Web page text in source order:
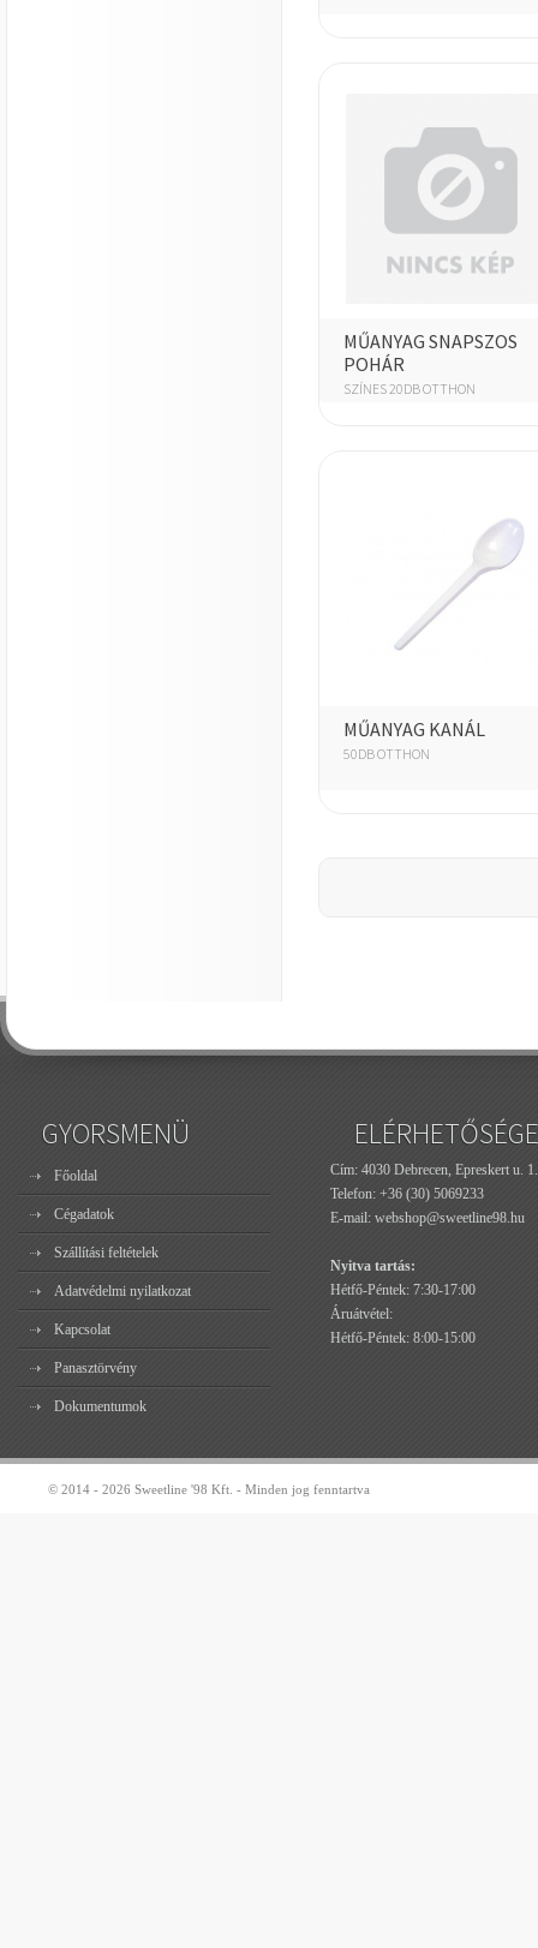
MŰANYAG SNAPSZOS
POHÁR
SZÍNES 20DB OTTHON
MŰANYAG KANÁL
50DB OTTHON
GYORSMENÜ
Főoldal
Cégadatok
Szállítási feltételek
Adatvédelmi nyilatkozat
Kapcsolat
Panasztörvény
Dokumentumok
Cím: 4030 Debrecen, Epreskert u. 1.
Telefon: +36 (30) 5069233
E-mail: webshop@sweetline98.hu
Nyitva tartás:
Hétfő-Péntek: 7:30-17:00
Áruátvétel:
Hétfő-Péntek: 8:00-15:00
© 2014 - 2026 Sweetline '98 Kft. - Minden jog fenntartva